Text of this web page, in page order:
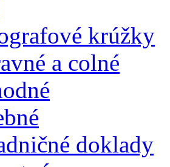
krúžky
a colné
doklady